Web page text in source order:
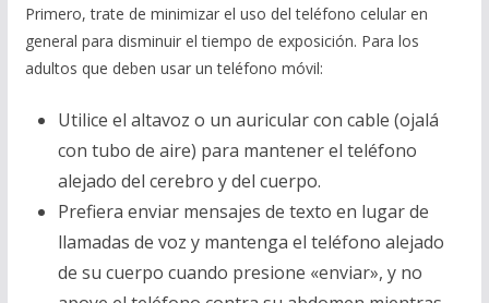
Primero, trate de minimizar el uso del teléfono celular en
general para disminuir el tiempo de exposición. Para los
adultos que deben usar un teléfono móvil:
Utilice el altavoz o un auricular con cable (ojalá
con tubo de aire) para mantener el teléfono
alejado del cerebro y del cuerpo.
Prefiera enviar mensajes de texto en lugar de
llamadas de voz y mantenga el teléfono alejado
de su cuerpo cuando presione «enviar», y no